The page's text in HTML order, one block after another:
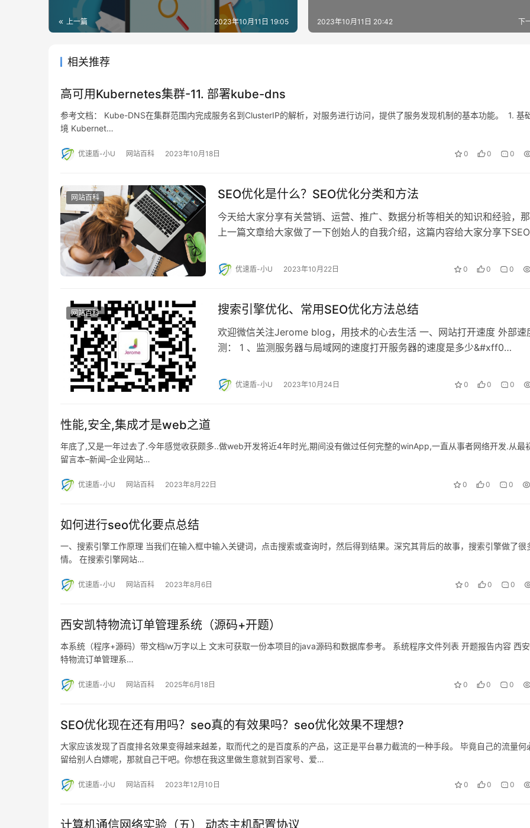
上一篇 2023年10月11日 19:05 下
2023年10月11日 20:42
相关推荐
高可用Kubernetes集群-11. 部署kube-dns
参考文档： Kube-DNS在集群范围内完成服务名到ClusterIP的解析，对服务进行访问，提供了服务发现机制的基本功能。 1. 基
境 Kubernet…
优速盾-小U 网站百科 2023年10月18日 0 0 0
网站百科 SEO优化是什么？SEO优化分类和方法
今天给大家分享有关营销、运营、推广、数据分析等相关的知识和经验，
上一篇文章给大家做了一下创始人的自我介绍，这篇内容给大家分享下SEO
优速盾-小U 2023年10月22日 0 0 0
网站百科 搜索引擎优化、常用SEO优化方法总结
欢迎微信关注Jerome blog，用技术的心去生活 一、网站打开速度 外部速
测： 1 、监测服务器与局域网的速度打开服务器的速度是多少&#xff0…
优速盾-小U 2023年10月24日 0 0 0
性能,安全,集成才是web之道
年底了,又是一年过去了.今年感觉收获颇多..做web开发将近4年时光,期间没有做过任何完整的winApp,一直从事者网络开发.从最
留言本–新闻–企业网站…
优速盾-小U 网站百科 2023年8月22日 0 0 0
如何进行seo优化要点总结
一、搜索引擎工作原理 当我们在输入框中输入关键词，点击搜索或查询时，然后得到结果。深究其背后的故事，搜索引擎做了很
情。 在搜索引擎网站…
优速盾-小U 网站百科 2023年8月6日 0 0 0
西安凯特物流订单管理系统（源码+开题）
本系统（程序+源码）带文档lw万字以上 文末可获取一份本项目的java源码和数据库参考。 系统程序文件列表 开题报告内容 西
特物流订单管理系…
优速盾-小U 网站百科 2025年6月18日 0 0 0
SEO优化现在还有用吗？seo真的有效果吗？seo优化效果不理想?
大家应该发现了百度排名效果变得越来越差，取而代之的是百度系的产品，这正是平台暴力截流的一种手段。 毕竟自己的流量何
留给别人白嫖呢，那就自己干吧。你想在我这里做生意就到百家号、爱…
优速盾-小U 网站百科 2023年12月10日 0 0 0
计算机通信网络实验（五） 动态主机配置协议